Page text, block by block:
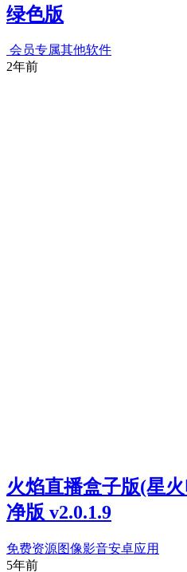
绿色版
会员专属其他软件
2年前
火焰直播盒子版(星
净版 v2.0.1.9
免费资源图像影音安卓应用
5年前